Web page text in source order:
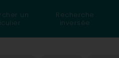
un
Recherche
inversée